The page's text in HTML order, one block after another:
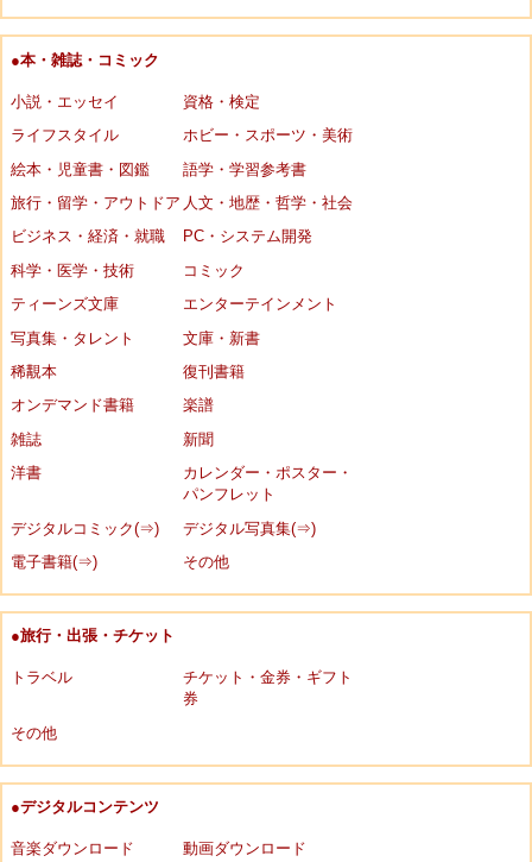
●本・雑誌・コミック
小説・エッセイ
資格・検定
ライフスタイル
ホビー・スポーツ・美術
絵本・児童書・図鑑
語学・学習参考書
旅行・留学・アウトドア 人文・地歴・哲学・社会
ビジネス・経済・就職
PC・システム開発
科学・医学・技術
コミック
ティーンズ文庫
エンターテインメント
写真集・タレント
文庫・新書
稀覯本
復刊書籍
オンデマンド書籍
楽譜
雑誌
新聞
洋書
カレンダー・ポスター・
パンフレット
デジタルコミック(⇒)
デジタル写真集(⇒)
電子書籍(⇒)
その他
●旅行・出張・チケット
トラベル
チケット・金券・ギフト
券
その他
●デジタルコンテンツ
音楽ダウンロード
動画ダウンロード